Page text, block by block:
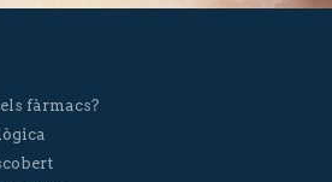
fàrmacs?